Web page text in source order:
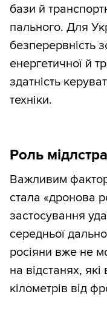
бази й
пального. Для
безперервність
енергетичної й
здатність
техніки.
Роль
Важливим
стала «дронова
застосування
середньої
росіяни вже не
на відстанях,
кілометрів від